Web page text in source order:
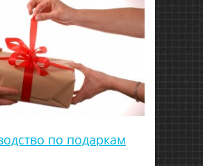
по подаркам